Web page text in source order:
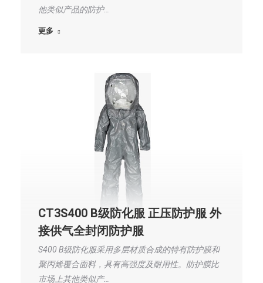
他类似产品的防护…
更多
CT3S400 B级防化服 正压防护服 外
接供气全封闭防护服
S400 B级防化服采用多层材质合成的特有防护膜和
聚丙烯覆合面料，具有高强度及耐用性。防护膜比
市场上其他类似产…